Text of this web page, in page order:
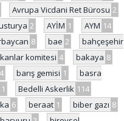
Avrupa Vicdani Ret Bürosu 2
2 AYİM 1 AYM 14
8 bae 2
bahçeşehir
komitesi 4 bakaya 8
barış gemisi 1
basra
1 Bedelli Askerlik 114
6 beraat 1 biber gazı 8